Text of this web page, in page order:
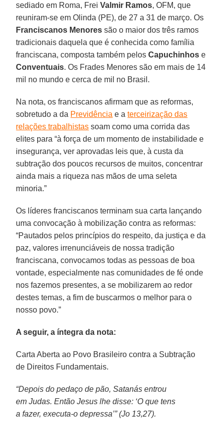
sediado em Roma, FreiValmir Ramos, OFM, que
reuniram-se em Olinda (PE), de 27 a 31 de março. Os
Franciscanos Menores são o maior dos três ramos
tradicionais daquela que é conhecida como família
franciscana, composta também pelosCapuchinhos e
Conventuais. Os Frades Menores são em mais de 14
mil no mundo e cerca de mil no Brasil.
Na nota, os franciscanos afirmam que as reformas,
sobretudo a da Previdência e aterceirização das
relações trabalhistas soam como uma corrida das
elites para “à força de um momento de instabilidade e
insegurança, ver aprovadas leis que, à custa da
subtração dos poucos recursos de muitos, concentrar
ainda mais a riqueza nas mãos de uma seleta
minoria.”
Os líderes franciscanos terminam sua carta lançando
uma convocação à mobilização contra as reformas:
“Pautados pelos princípios do respeito, da justiça e da
paz, valores irrenunciáveis de nossa tradição
franciscana, convocamos todas as pessoas de boa
vontade, especialmente nas comunidades de fé onde
nos fazemos presentes, a se mobilizarem ao redor
destes temas, a fim de buscarmos o melhor para o
nosso povo.”
A seguir, a íntegra da nota:
Carta Aberta ao Povo Brasileiro contra a Subtração
de Direitos Fundamentais.
“Depois do pedaço de pão, Satanás entrou
em Judas. Então Jesus lhe disse: ‘O que tens
a fazer, executa-o depressa’” (Jo 13,27).